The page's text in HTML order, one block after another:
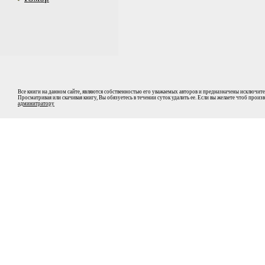
Все книги на данном сайте, являются собственностью его уважаемых авторов и предназначены
Просматривая или скачивая книгу, Вы обязуетесь в течении суток удалить ее. Если вы желаете чтоб
админитратору